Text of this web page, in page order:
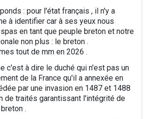
: pour l'état français , il n'y a
à identifier car à ses yeux nous
en tant que peuple breton et notre
non plus : le breton .
tout de mm en 2026 .
c'est à dire le duché qui n'est pas un
de la France qu'il a annexée en
par une invasion en 1487 et 1488
de traités garantissant l'intégrité de
.